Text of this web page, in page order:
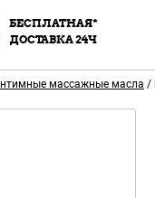
БЕСПЛАТНАЯ*
ДОСТАВКА 24Ч
массажные масла /